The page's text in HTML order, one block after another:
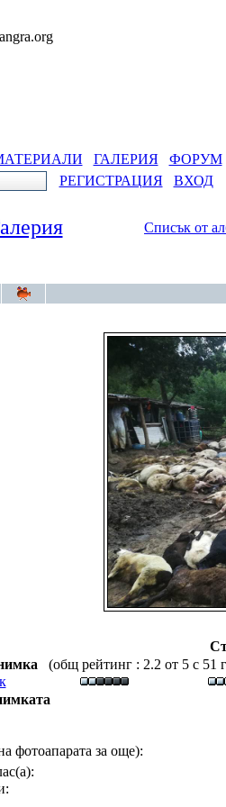
ГАЛЕРИЯ ФОРУМ
РЕГИСТРАЦИЯ
ВХОД
Списък от
(общ рейтинг : 2.2 от 5 с 51
фотоапарата за още):